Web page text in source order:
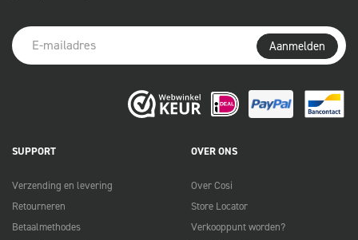
Aanmelden
SUPPORT
Verzending en levering
Retourneren
Betaalmethodes
OVER ONS
Over Cosi
Store Locator
Verkooppunt worden?